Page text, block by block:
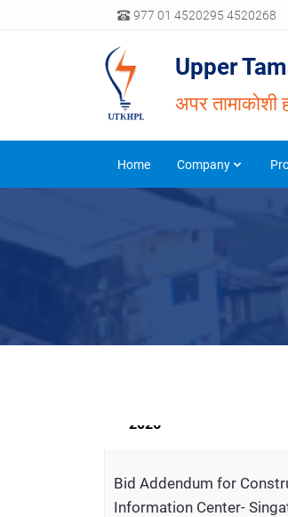
977 01 4520295 4520268
Upper
अपर तामाकोशी
Home Company
2026
Bid Addendum for
Information Center-